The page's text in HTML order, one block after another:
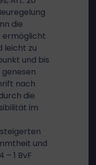
die
ermöglicht
leicht zu
und bis
nach
die
im
und
– 1 BvF